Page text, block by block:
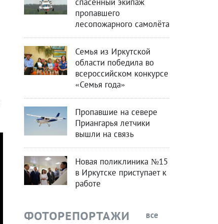
пропавшего
лесопожарного самолёта
Семья из Иркутской
области победила во
всероссийском конкурсе
«Семья года»
Пропавшие на севере
Приангарья летчики
вышли на связь
Новая поликлиника №15
в Иркутске приступает к
работе
ФОТОРЕПОРТАЖИ все